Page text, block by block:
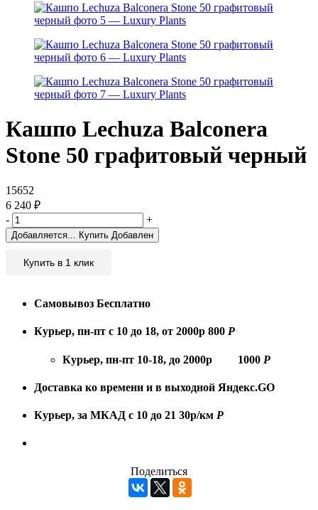
Кашпо Lechuza Balconera
Stone 50 графитовый черный
15652
6 240 ₽
-
+
Добавляется... Купить Добавлен
Купить в 1 клик
Самовывоз Бесплатно
Курьер, пн-пт с 10 до 18, от 2000р 800 Р
Курьер, пн-пт 10-18, до 2000р 1000 Р
Доставка ко времени и в выходной Яндекс.GO
Курьер, за МКАД с 10 до 21 30р/км Р
Поделиться